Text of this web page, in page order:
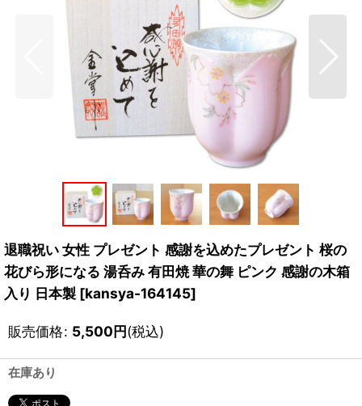
退職祝い 女性 プレゼント 感謝を込めたプレゼント 桜の
花びら形になる 湯呑み 有田焼 華の舞 ピンク 感謝の木箱
入り 日本製 [kansya-164145]
販売価格: 5,500円(税込)
在庫あり